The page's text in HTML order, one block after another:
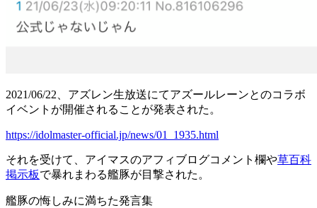
2021/06/22、アズレン生放送にてアズールレーンとのコラボ
イベントが開催されることが発表された。
https://idolmaster-official.jp/news/01_1935.html
それを受けて、アイマスのアフィブログコメント欄や草百科
掲示板で暴れまわる艦豚が目撃された。
艦豚の悔しみに満ちた発言集